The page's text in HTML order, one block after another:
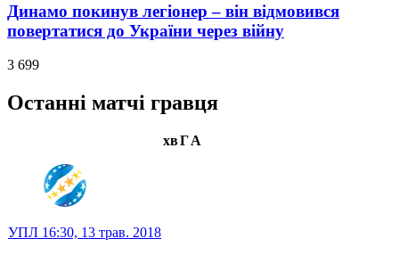
Динамо покинув легіонер – він відмовився
повертатися до України через війну
3 699
Останні матчі гравця
хвГА
УПЛ 16:30, 13 трав. 2018